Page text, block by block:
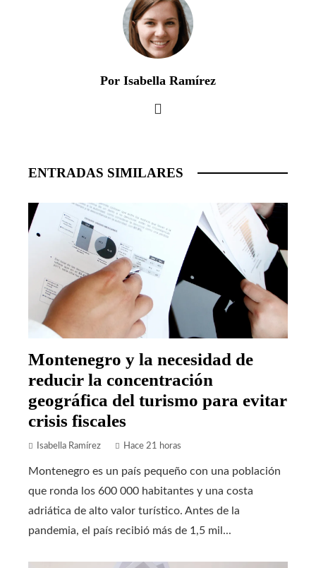
Por Isabella Ramírez
ENTRADAS SIMILARES
Montenegro y la necesidad de
reducir la concentración
geográfica del turismo para evitar
crisis fiscales
Isabella Ramírez Hace 21 horas
Montenegro es un país pequeño con una población
que ronda los 600 000 habitantes y una costa
adriática de alto valor turístico. Antes de la
pandemia, el país recibió más de 1,5 mil...